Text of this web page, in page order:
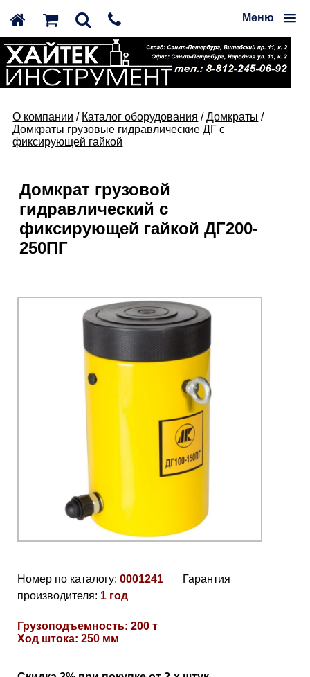
Меню
О компании / Каталог оборудования /Домкраты /
Домкраты грузовые гидравлические ДГ с
фиксирующей гайкой
Домкрат грузовой
гидравлический с
фиксирующей гайкой ДГ200-
250ПГ
Номер по каталогу: 0001241
Гарантия
производителя: 1 год
Грузоподъемность: 200 т
Ход штока: 250 мм